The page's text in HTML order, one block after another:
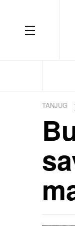
OFF CANVAS
TANJUG